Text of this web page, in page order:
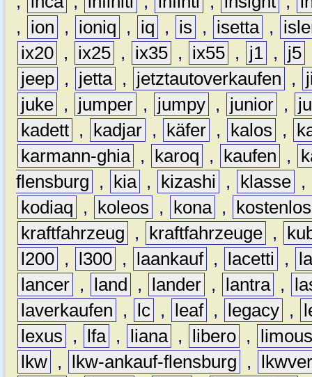
,
ion , ioniq , iq , is , isetta ,
ix20 , ix25 , ix35 , ix55 , j1 , j5
jeep , jetta , jetztautoverkaufen ,
juke , jumper , jumpy , junior ,
kadett , kadjar , käfer , kalos ,
karmann-ghia , karoq , kaufen ,
flensburg
, kia , kizashi , klasse ,
kodiaq
, koleos , kona ,
kostenlos
kraftfahrzeug
, kraftfahrzeuge ,
l200 , l300 , laankauf , lacetti ,
lancer , land , lander , lantra ,
laverkaufen
, lc , leaf , legacy ,
lexus
, lfa , liana , libero ,
lkw , lkw-ankauf-flensburg ,